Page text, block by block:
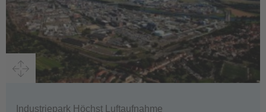
Industriepark Höchst Luftaufnahme